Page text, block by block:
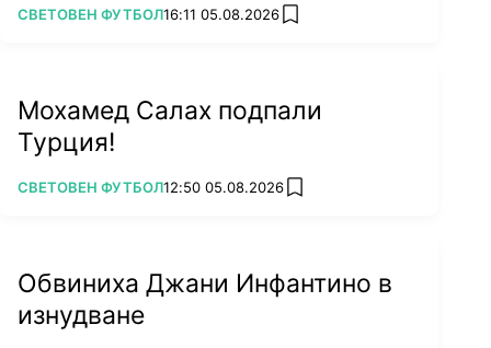
ПОВЕЧЕ ОТ
СВЕТОВЕН ФУТБОЛ16:11 05.08.2026 add favorites
Мохамед Салах подпали
Турция!
ПОВЕЧЕ ОТ
СВЕТОВЕН ФУТБОЛ12:50 05.08.2026 add favorites
Обвиниха Джани Инфантино в
изнудване